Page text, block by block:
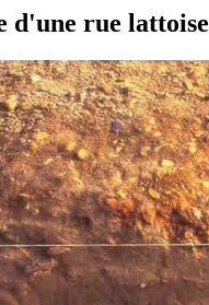
d'une rue lattoise